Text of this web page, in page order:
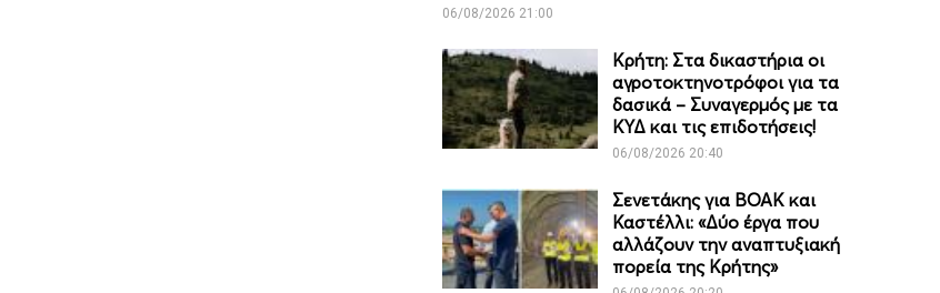
06/08/2026 21:00
Κρήτη: Στα δικαστήρια οι
αγροτοκτηνοτρόφοι για τα
δασικά – Συναγερμός με τα
ΚΥΔ και τις επιδοτήσεις!
06/08/2026 20:40
Σενετάκης για ΒΟΑΚ και
Καστέλλι: «Δύο έργα που
αλλάζουν την αναπτυξιακή
πορεία της Κρήτης»